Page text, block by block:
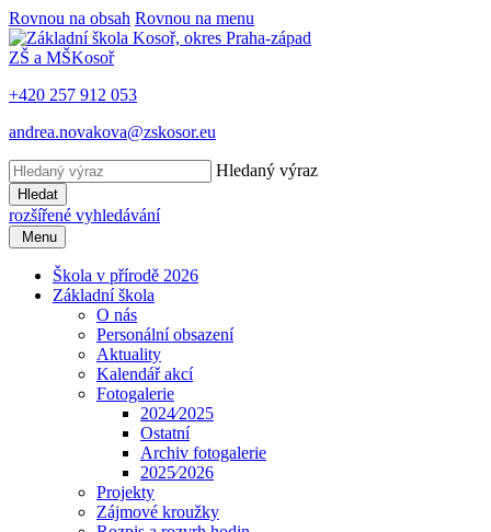
Rovnou na obsah Rovnou na menu
ZŠ a MŠKosoř
+420 257 912 053
andrea.novakova@zskosor.eu
Hledaný výraz
Hledat
rozšířené vyhledávání
Menu
Škola v přírodě 2026
Základní škola
O nás
Personální obsazení
Aktuality
Kalendář akcí
Fotogalerie
2024⁄2025
Ostatní
Archiv fotogalerie
2025⁄2026
Projekty
Zájmové kroužky